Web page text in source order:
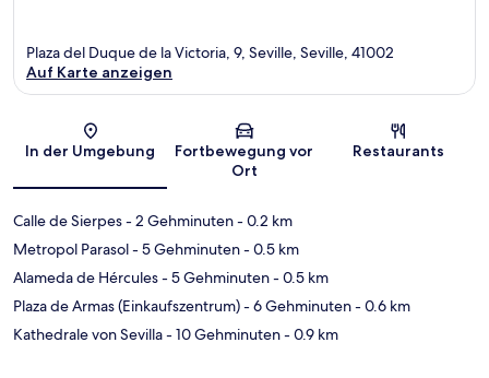
Karte
Plaza del Duque de la Victoria, 9, Seville, Seville, 41002
Auf Karte anzeigen
In der Umgebung
Fortbewegung vor
Ort
Restaurants
Calle de Sierpes- 2 Gehminuten- 0.2 km
Metropol Parasol- 5 Gehminuten- 0.5 km
Alameda de Hércules- 5 Gehminuten- 0.5 km
Plaza de Armas (Einkaufszentrum)- 6 Gehminuten- 0.6 km
Kathedrale von Sevilla- 10 Gehminuten- 0.9 km